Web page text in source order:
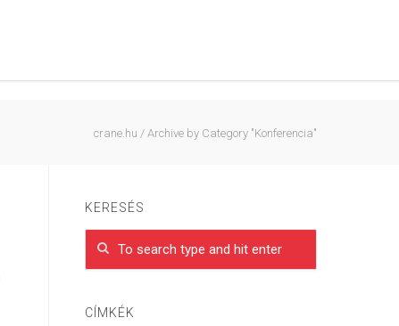
crane.hu / Archive by Category "Konferencia"
KERESÉS
CÍMKÉK